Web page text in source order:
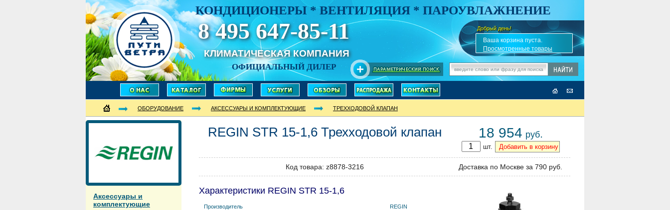
КОНДИЦИОНЕРЫ * ВЕНТИЛЯЦИЯ * ПАРОУВЛАЖНЕНИЕ
8 495 647-85-11
КЛИМАТИЧЕСКАЯ КОМПАНИЯ
ОФИЦИАЛЬНЫЙ ДИЛЕР
Добрый день!
✎Ваша корзина пуста.
Просмотренные товары
ОБОРУДОВАНИЕ АКСЕССУАРЫ И КОМПЛЕКТУЮЩИЕ ТРЕХХОДОВОЙ КЛАПАН
Аксессуары и
комплектующие
REGIN STR 15-1,6Трехходовой клапан 18 954 руб.
шт.
Код товара: z8878-3216 Доставка по Москве за 790 руб.
Характеристики REGIN STR 15-1,6
Производитель
REGIN